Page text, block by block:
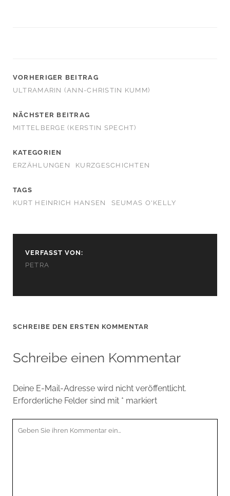
VORHERIGER BEITRAG
ULTRAMARIN (ANN-CHRISTIN KUMM)
NÄCHSTER BEITRAG
MITTELBERGE (KERSTIN SPECHT)
KATEGORIEN
ERZÄHLUNGEN
KURZGESCHICHTEN
TAGS
KURT HEINRICH HANSEN
SEUMAS O'KELLY
VERFASST VON:
PETRA
SCHREIBE DEN ERSTEN KOMMENTAR
Schreibe einen Kommentar
Deine E-Mail-Adresse wird nicht veröffentlicht.
Erforderliche Felder sind mit * markiert